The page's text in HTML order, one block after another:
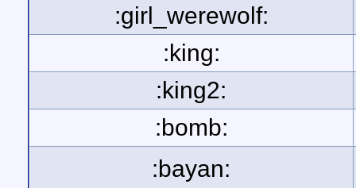
:girl_werewolf:
:king:
:king2:
:bomb:
:bayan: